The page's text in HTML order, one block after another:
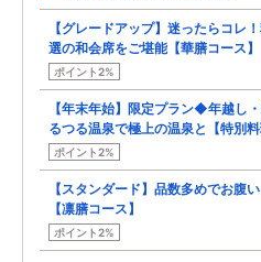
【グレードアップ】迷ったらコレ
選の和会席をご堪能【華膳コース】
ポイント2%
【年末年始】限定プラン◆年越し
るつる温泉で極上の温泉と【特別料
ポイント2%
【スタンダード】品数多めでお腹
【凛膳コース】
ポイント2%